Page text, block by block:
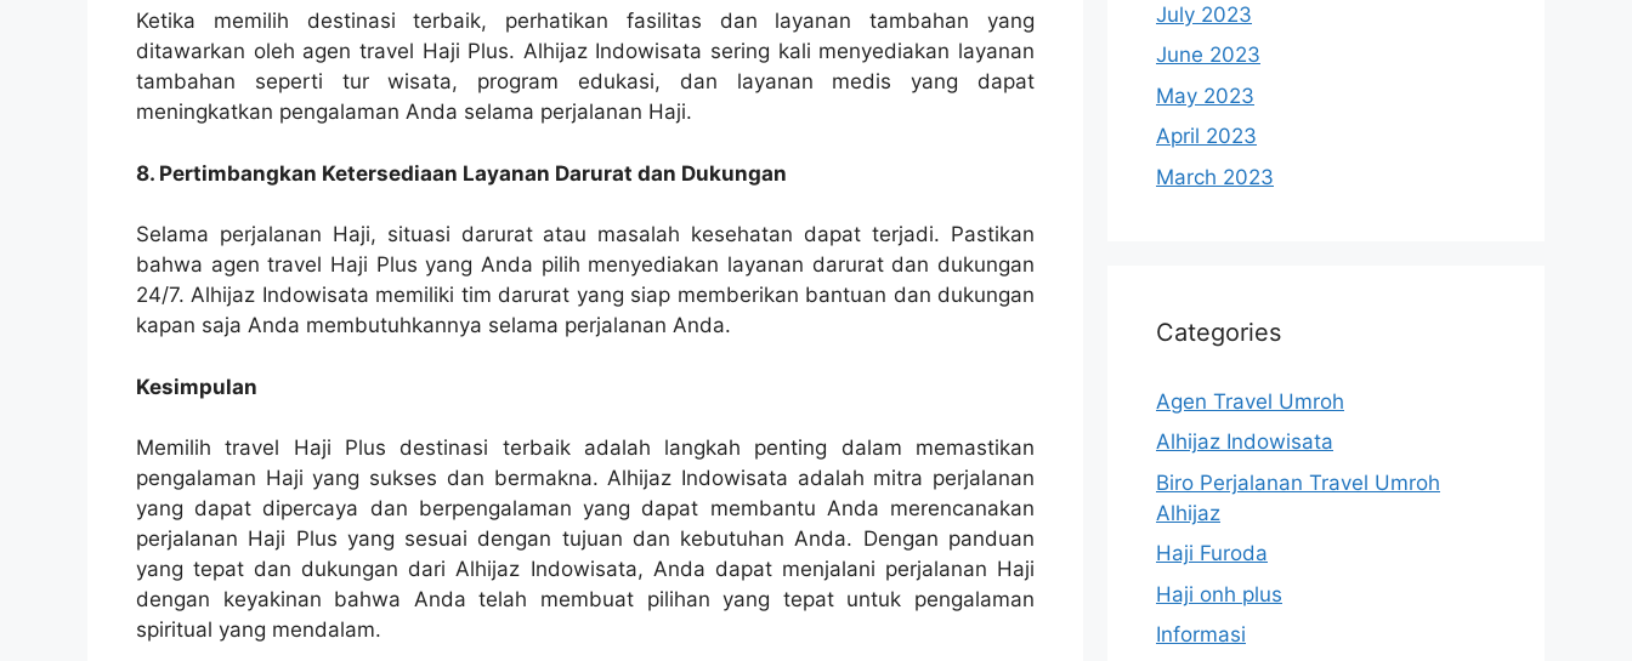
Ketika memilih destinasi terbaik, perhatikan fasilitas dan layanan tambahan yang
ditawarkan oleh agen travel Haji Plus. Alhijaz Indowisata sering kali menyediakan layanan
tambahan seperti tur wisata, program edukasi, dan layanan medis yang dapat
meningkatkan pengalaman Anda selama perjalanan Haji.
8. Pertimbangkan Ketersediaan Layanan Darurat dan Dukungan
Selama perjalanan Haji, situasi darurat atau masalah kesehatan dapat terjadi. Pastikan
bahwa agen travel Haji Plus yang Anda pilih menyediakan layanan darurat dan dukungan
24/7. Alhijaz Indowisata memiliki tim darurat yang siap memberikan bantuan dan dukungan
kapan saja Anda membutuhkannya selama perjalanan Anda.
Kesimpulan
Memilih travel Haji Plus destinasi terbaik adalah langkah penting dalam memastikan
pengalaman Haji yang sukses dan bermakna. Alhijaz Indowisata adalah mitra perjalanan
yang dapat dipercaya dan berpengalaman yang dapat membantu Anda merencanakan
perjalanan Haji Plus yang sesuai dengan tujuan dan kebutuhan Anda. Dengan panduan
yang tepat dan dukungan dari Alhijaz Indowisata, Anda dapat menjalani perjalanan Haji
dengan keyakinan bahwa Anda telah membuat pilihan yang tepat untuk pengalaman
spiritual yang mendalam.
July 2023
June 2023
May 2023
April 2023
March 2023
Categories
Agen Travel Umroh
Alhijaz Indowisata
Biro Perjalanan Travel Umroh
Alhijaz
Haji Furoda
Haji onh plus
Informasi